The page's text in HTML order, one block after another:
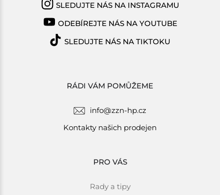
RÁDI VÁM POMŮŽEME
info@zzn-hp.cz
Kontakty našich prodejen
PRO VÁS
Rady a tipy
SLEDUJTE NÁS NA INSTAGRAMU
ODEBÍREJTE NÁS NA YOUTUBE
SLEDUJTE NÁS NA TIKTOKU